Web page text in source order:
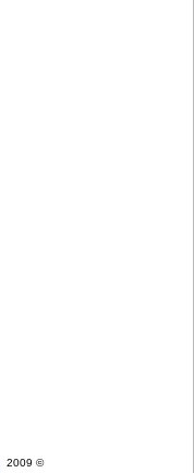
2009 ©